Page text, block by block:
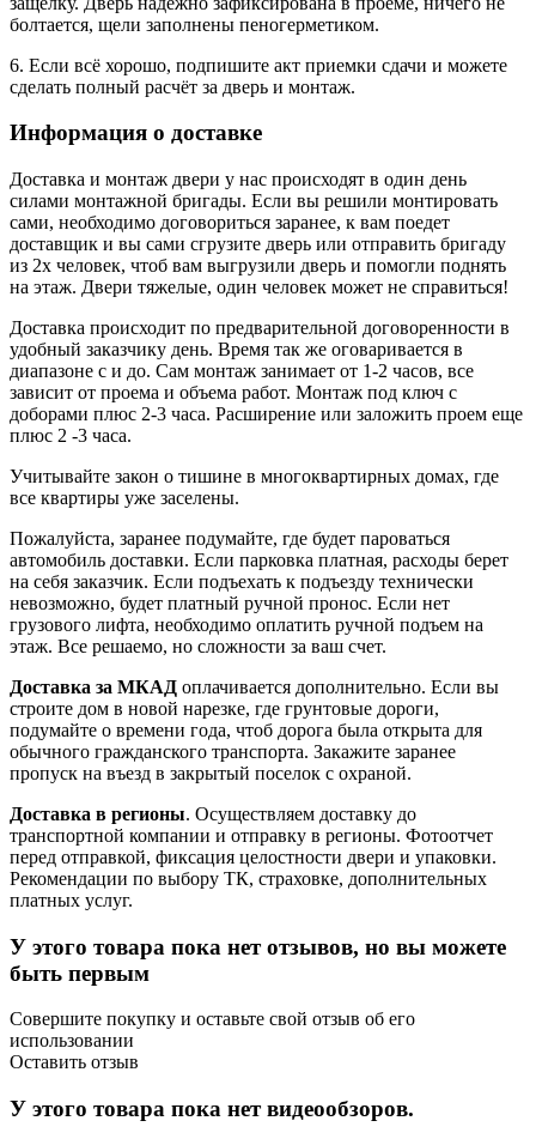
болтается, щели заполнены пеногерметиком.
6. Если всё хорошо, подпишите акт приемки сдачи и можете
сделать полный расчёт за дверь и монтаж.
Информация о доставке
Доставка и монтаж двери у нас происходят в один день
силами монтажной бригады. Если вы решили монтировать
сами, необходимо договориться заранее, к вам поедет
доставщик и вы сами сгрузите дверь или отправить бригаду
из 2х человек, чтоб вам выгрузили дверь и помогли поднять
на этаж. Двери тяжелые, один человек может не справиться!
Доставка происходит по предварительной договоренности в
удобный заказчику день. Время так же оговаривается в
диапазоне с и до. Сам монтаж занимает от 1-2 часов, все
зависит от проема и объема работ. Монтаж под ключ с
доборами плюс 2-3 часа. Расширение или заложить проем еще
плюс 2 -3 часа.
Учитывайте закон о тишине в многоквартирных домах, где
все квартиры уже заселены.
Пожалуйста, заранее подумайте, где будет пароваться
автомобиль доставки. Если парковка платная, расходы берет
на себя заказчик. Если подъехать к подъезду технически
невозможно, будет платный ручной пронос. Если нет
грузового лифта, необходимо оплатить ручной подъем на
этаж. Все решаемо, но сложности за ваш счет.
Доставка за МКАД оплачивается дополнительно. Если вы
строите дом в новой нарезке, где грунтовые дороги,
подумайте о времени года, чтоб дорога была открыта для
обычного гражданского транспорта. Закажите заранее
пропуск на въезд в закрытый поселок с охраной.
Доставка в регионы. Осуществляем доставку до
транспортной компании и отправку в регионы. Фотоотчет
перед отправкой, фиксация целостности двери и упаковки.
Рекомендации по выбору ТК, страховке, дополнительных
платных услуг.
У этого товара пока нет отзывов, но вы можете
быть первым
Совершите покупку и оставьте свой отзыв об его
использовании
Оставить отзыв
У этого товара пока нет видеообзоров.